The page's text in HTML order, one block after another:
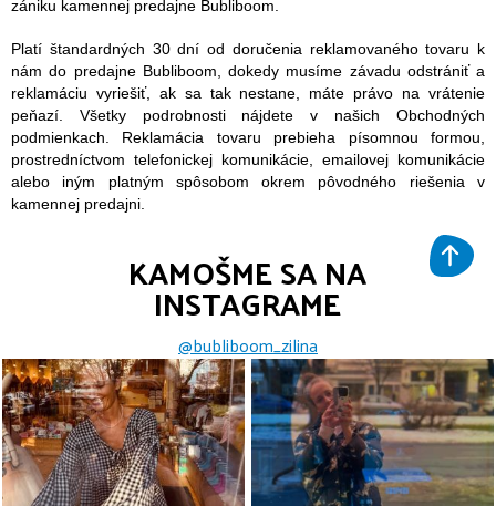
zániku kamennej predajne Bubliboom.
Platí štandardných 30 dní od doručenia reklamovaného tovaru k
nám do predajne Bubliboom, dokedy musíme závadu odstrániť a
reklamáciu vyriešiť, ak sa tak nestane, máte právo na vrátenie
peňazí. Všetky podrobnosti nájdete v našich Obchodných
podmienkach. Reklamácia tovaru prebieha písomnou formou,
prostredníctvom telefonickej komunikácie, emailovej komunikácie
alebo iným platným spôsobom okrem pôvodného riešenia v
kamennej predajni.
KAMOŠME SA NA
INSTAGRAME
@bubliboom_zilina